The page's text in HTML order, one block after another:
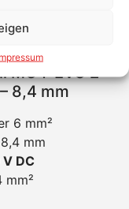
der
MC4-EVO 2
8,4 mm
6 mm²
mm
DC
mm²